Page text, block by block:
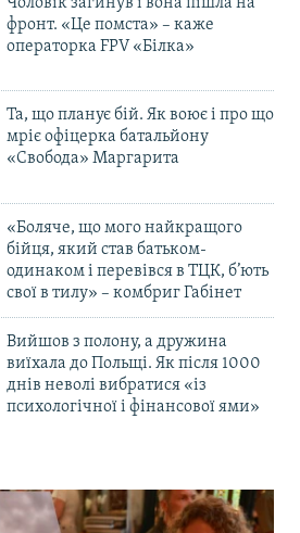
фронт. «Це помста» – каже
операторка FPV «Білка»
Та, що планує бій. Як воює і про що
мріє офіцерка батальйону
«Свобода» Маргарита
«Боляче, що мого найкращого
бійця, який став батьком-
одинаком і перевівся в ТЦК, б’ють
свої в тилу» – комбриг Габінет
Вийшов з полону, а дружина
виїхала до Польщі. Як після 1000
днів неволі вибратися «із
психологічної і фінансової ями»